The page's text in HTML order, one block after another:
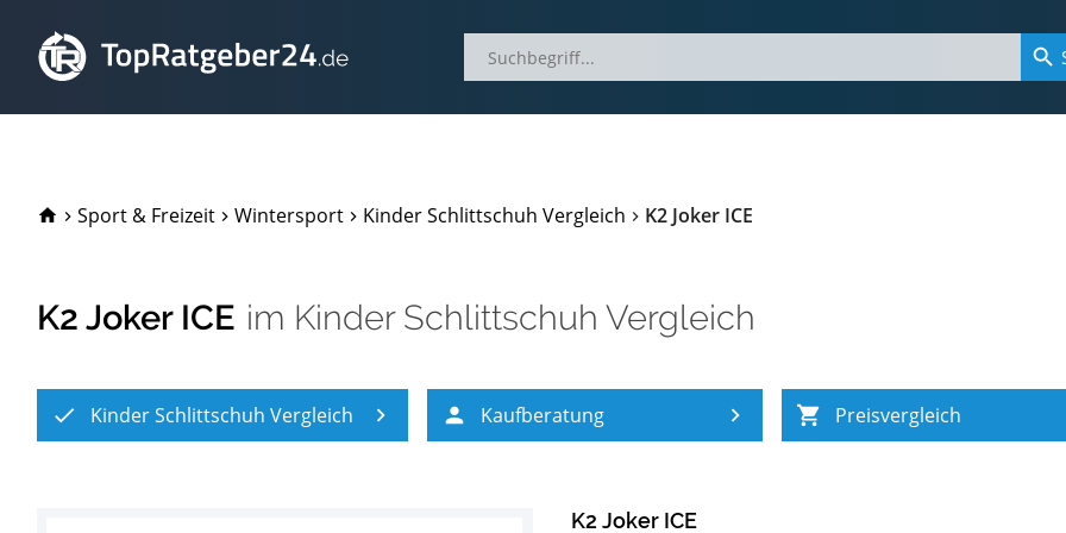
TopRatgeber24.de
Sport & Freizeit Wintersport Kinder Schlittschuh Vergleich K2 Joker ICE
K2 Joker ICE im Kinder Schlittschuh Vergleich
Kinder Schlittschuh Vergleich Kaufberatung Preisvergleich
K2 Joker ICE